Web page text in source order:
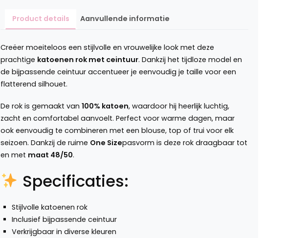
Product details Aanvullende informatie
Creëer moeiteloos een stijlvolle en vrouwelijke look met deze
prachtige katoenen rok met ceintuur. Dankzij het tijdloze model en
de bijpassende ceintuur accentueer je eenvoudig je taille voor een
flatterend silhouet.
De rok is gemaakt van 100% katoen, waardoor hij heerlijk luchtig,
zacht en comfortabel aanvoelt. Perfect voor warme dagen, maar
ook eenvoudig te combineren met een blouse, top of trui voor elk
seizoen. Dankzij de ruime One Sizepasvorm is deze rok draagbaar tot
en met maat 48/50.
Specificaties:
Stijlvolle katoenen rok
Inclusief bijpassende ceintuur
Verkrijgbaar in diverse kleuren